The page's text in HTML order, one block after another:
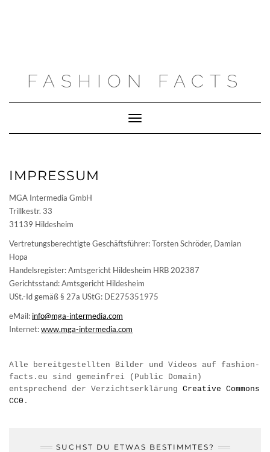
FASHION FACTS
Toggle
Navigation
IMPRESSUM
MGA Intermedia GmbH
Trillkestr. 33
31139 Hildesheim
Vertretungsberechtigte Geschäftsführer: Torsten Schröder, Damian
Hopa
Handelsregister: Amtsgericht Hildesheim HRB 202387
Gerichtsstand: Amtsgericht Hildesheim
USt.-Id gemäß § 27a UStG: DE275351975
eMail: info@mga-intermedia.com
Internet:www.mga-intermedia.com
Alle bereitgestellten Bilder und Videos auf fashion-
facts.eu sind gemeinfrei (Public Domain)
entsprechend der Verzichtserklärung Creative Commons
CC0 .
SUCHST DU ETWAS BESTIMMTES?